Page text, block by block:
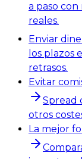
a paso
reales.
Enviar
los plazos
retrasos.
Evitar
Spread
otros
La mejor